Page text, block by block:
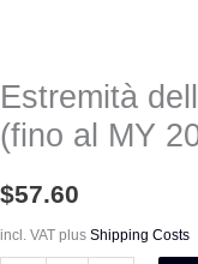
Estremità
(fino al MY
$57.60
incl. VAT plus Shipping Costs